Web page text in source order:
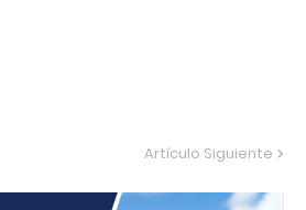
Artículo Siguiente